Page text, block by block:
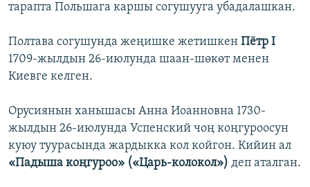
тарапта Польшага каршы согушууга убадалашкан.
Полтава согушунда жеңишке жетишкен Пётр I
1709-жылдын 26-июлунда шаан-шөкөт менен
Киевге келген.
Орусиянын ханышасы Анна Иоанновна 1730-
жылдын 26-июлунда Успенский чоң коңгуроосун
куюу туурасында жардыкка кол койгон. Кийин ал
«Падыша коңгуроо» («Царь-колокол») деп аталган.